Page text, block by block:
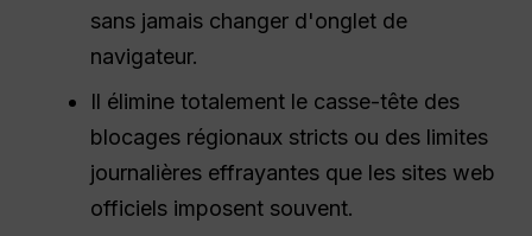
sans jamais changer d'onglet de
navigateur.
Il élimine totalement le casse-tête des
blocages régionaux stricts ou des limites
journalières effrayantes que les sites web
officiels imposent souvent.